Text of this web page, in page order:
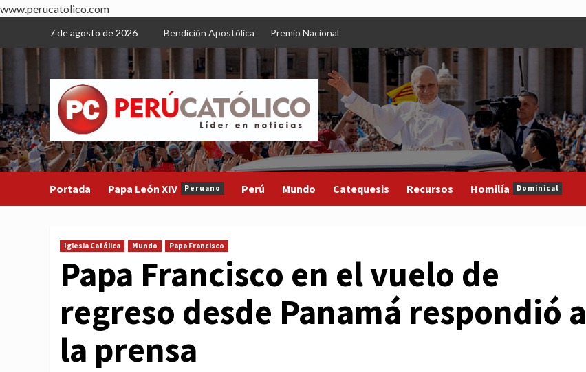
www.perucatolico.com
content
7 de agosto de 2026 Bendición Apostólica Premio Nacional
Portada Papa León XIV Peruano Perú Mundo Catequesis Recursos Homilía Dominical
Iglesia Católica Mundo Papa Francisco
Papa Francisco en el vuelo de
regreso desde Panamá respondió a
la prensa